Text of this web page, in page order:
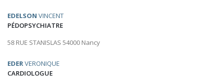
EDELSON VINCENT
PÉDOPSYCHIATRE
58 RUE STANISLAS 54000 Nancy
EDERVERONIQUE
CARDIOLOGUE